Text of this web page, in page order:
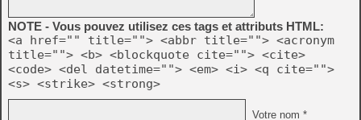
NOTE - Vous pouvez utilisez ces tags et attributs HTML:
<a href="" title=""> <abbr title=""> <acronym
title=""> <b> <blockquote cite=""> <cite>
<code> <del datetime=""> <em> <i> <q cite="">
<s> <strike> <strong>
Votre nom *